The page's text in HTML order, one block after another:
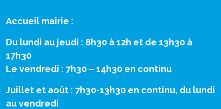
Accueil mairie :
Du lundi au jeudi : 8h30 à 12h et de 13h30 à
17h30
Le vendredi : 7h30 – 14h30 en continu
Juillet et août : 7h30-13h30 en continu, du lundi
au vendredi